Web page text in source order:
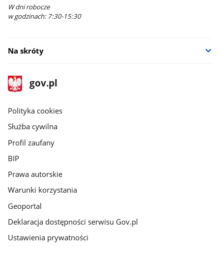
W dni robocze
w godzinach: 7:30-15:30
Na skróty
stopka
gov.pl
Strona
gov.pl
gov.pl
Polityka cookies
Służba cywilna
Profil zaufany
BIP
Prawa autorskie
Warunki korzystania
Geoportal
Deklaracja dostępności serwisu Gov.pl
Ustawienia prywatności